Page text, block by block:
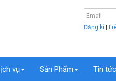
Đăng kí
vụ Sản Phẩm Tin tức